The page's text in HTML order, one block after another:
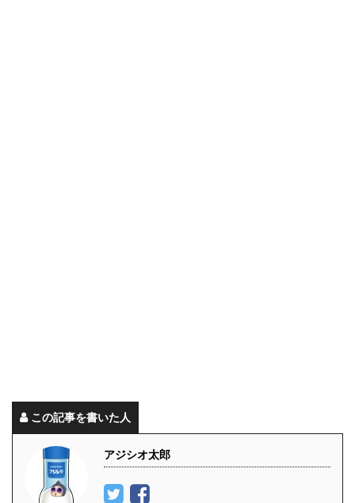
この記事を書いた人
アジシオ太郎